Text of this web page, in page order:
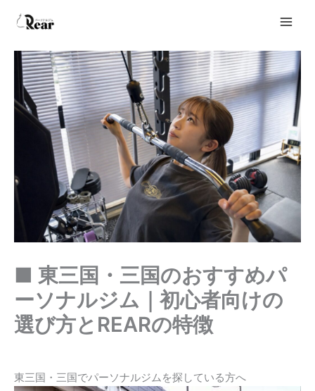
■ 東三国・三国のおすすめパ
ーソナルジム｜初心者向けの
選び方とREARの特徴
東三国・三国でパーソナルジムを探している方へ